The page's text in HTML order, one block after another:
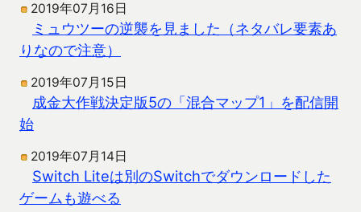
2019年07月16日
ミュウツーの逆襲を見ました（ネタバレ要素あ
りなので注意）
2019年07月15日
成金大作戦決定版5の「混合マップ1」を配信開
始
2019年07月14日
Switch Liteは別のSwitchでダウンロードした
ゲームも遊べる